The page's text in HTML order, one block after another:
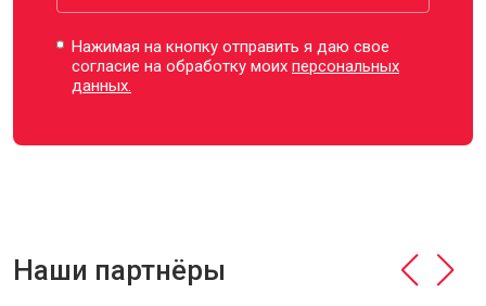
Нажимая на кнопку отправить я даю свое
согласие на обработку моихперсональных
данных.
Наши партнёры